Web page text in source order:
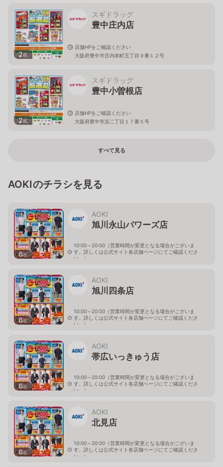
2枚
スギドラッグ
豊中庄内店
店舗HPをご確認ください
大阪府豊中市庄内幸町五丁目９番１２号
2枚
スギドラッグ
豊中小曽根店
店舗HPをご確認ください
大阪府豊中市浜二丁目１７番５号
すべて見る
AOKIのチラシを見る
6枚
AOKI
旭川永山パワーズ店
10:00～20:00（営業時間が変更となる場合がございま
す。詳しくは公式サイト各店舗ページにてご確認くださ
い。）
6枚
AOKI
旭川四条店
10:00～20:00（営業時間が変更となる場合がございま
す。詳しくは公式サイト各店舗ページにてご確認くださ
い。）
6枚
AOKI
帯広いっきゅう店
10:00～20:00（営業時間が変更となる場合がございま
す。詳しくは公式サイト各店舗ページにてご確認くださ
い。）
6枚
AOKI
北見店
10:00～20:00（営業時間が変更となる場合がございま
す。詳しくは公式サイト各店舗ページにてご確認くださ
い。）